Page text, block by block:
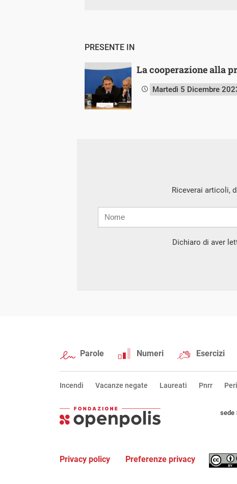
PRESENTE IN
La cooperazione alla
Martedì 5 Dicembre
Riceverai articoli,
mail
Dichiaro di aver
Parole Numeri Esercizi
Incendi Vacanze negate Laureati Pnrr
sede
Privacy policy Preferenze privacy